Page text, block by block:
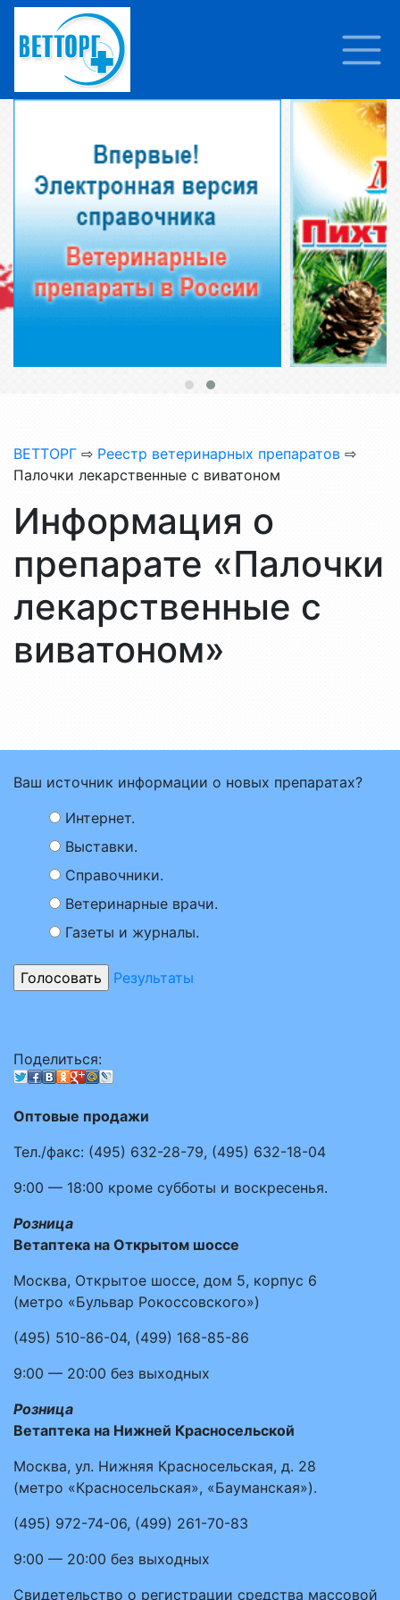
ВЕТТОРГ ⇨ Реестр ветеринарных препаратов ⇨
Палочки лекарственные с виватоном
Информация о
препарате «Палочки
лекарственные с
виватоном»
Ваш источник информации о новых препаратах?
Интернет.
Выставки.
Справочники.
Ветеринарные врачи.
Газеты и журналы.
Результаты
Поделиться:
Оптовые продажи
Тел./факс: (495) 632-28-79, (495) 632-18-04
9:00 — 18:00 кроме субботы и воскресенья.
Розница
Ветаптека на Открытом шоссе
Москва, Открытое шоссе, дом 5, корпус 6
(метро «Бульвар Рокоссовского»)
(495) 510-86-04, (499) 168-85-86
9:00 — 20:00 без выходных
Розница
Ветаптека на Нижней Красносельской
Москва, ул. Нижняя Красносельская, д. 28
(метро «Красносельская», «Бауманская»).
(495) 972-74-06, (499) 261-70-83
9:00 — 20:00 без выходных
Свидетельство о регистрации средства массовой